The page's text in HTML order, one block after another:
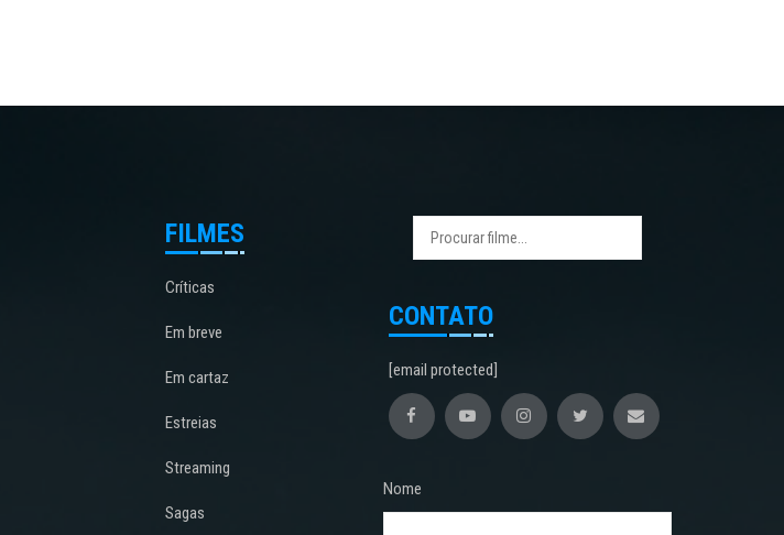
FILMES
Críticas
Em breve
Em cartaz
Estreias
Streaming
Sagas
CONTATO
[email protected]
Nome